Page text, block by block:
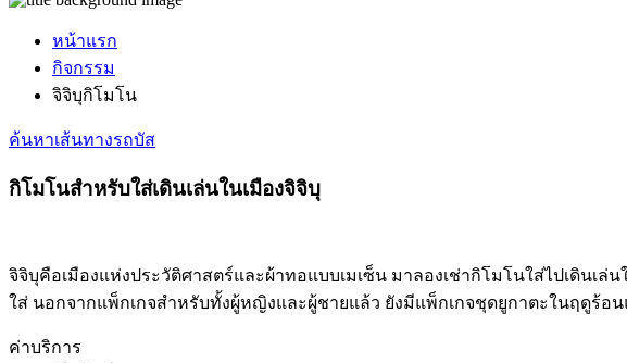
หน้าแรก
กิจกรรม
จิจิบุกิโมโน
ค้นหาเส้นทางรถบัส
กิโมโนสำหรับใส่เดินเล่นในเมืองจิจิบุ
จิจิบุคือเมืองแห่งประวัติศาสตร์และผ้าทอแบบเมเซ็น มาลองเช่ากิโมโนใส่ไปเดินเ
ใส่ นอกจากแพ็กเกจสำหรับทั้งผู้หญิงและผู้ชายแล้ว ยังมีแพ็กเกจชุดยูกาตะในฤดูร้อ
ค่าบริการ